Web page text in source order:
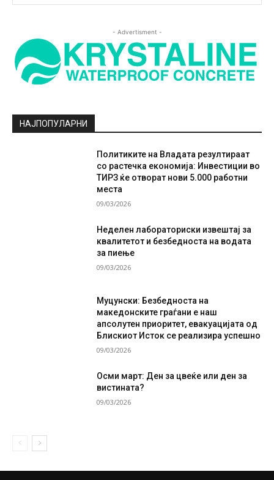
- Advertisment -
НАЈПОПУЛАРНИ
Политиките на Владата резултираат
со растечка економија: Инвестиции во
ТИРЗ ќе отворат нови 5.000 работни
места
09/03/2026
Неделен лабораториски извештај за
квалитетот и безбедноста на водата
за пиење
09/03/2026
Муцунски: Безбедноста на
македонските граѓани е наш
апсолутен приоритет, евакуацијата од
Блискиот Исток се реализира успешно
09/03/2026
Осми март: Ден за цвеќе или ден за
вистината?
09/03/2026